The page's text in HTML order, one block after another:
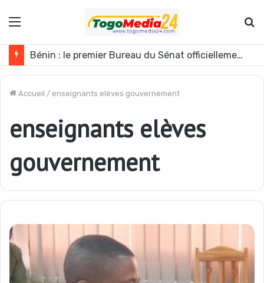
Menu
Bénin : le premier Bureau du Sénat officiellement installé
Accueil / enseignants elèves gouvernement
enseignants elèves
gouvernement